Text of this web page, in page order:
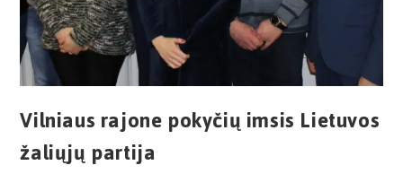
Vilniaus rajone pokyčių imsis Lietuvos
žaliųjų partija